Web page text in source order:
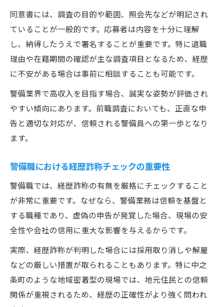
同意書には、調査の目的や範囲、照会先などが明記され
ていることが一般的です。応募者は内容を十分に理解
し、納得したうえで署名することが重要です。特に退職
理由や在籍期間の確認が主な調査項目となるため、経歴
に不安がある場合は事前に相談することも可能です。
警備業界で高収入を目指す場合、誠実な姿勢が評価され
やすい傾向にあります。前職調査においても、正直な申
告と適切な対応が、信頼される警備員への第一歩となり
ます。
警備職における経歴詐称チェックの重要性
警備職では、経歴詐称の有無を厳格にチェックすること
が非常に重要です。なぜなら、警備業務は信頼を基盤と
する職種であり、虚偽の申告が発覚した場合、現場の安
全性や会社の信用に重大な影響を与えるからです。
実際、経歴詐称が判明した場合には採用取り消しや解雇
などの厳しい措置が取られることもあります。特に中之
条町のような地域密着型の現場では、地元住民との信頼
関係が重視されるため、経歴の正確性がより強く問われ